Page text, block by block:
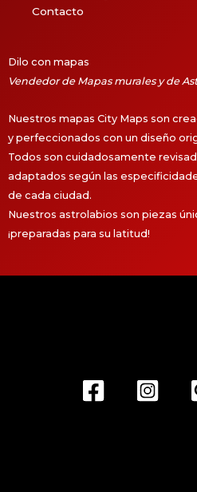
Contacto
Dilo con mapas
Vendedor de Mapas murales y de
Nuestros mapas City Maps son
y perfeccionados con un diseño
Todos son cuidadosamente
adaptados según las
de cada ciudad.
Nuestros astrolabios son piezas
¡preparadas para su latitud!